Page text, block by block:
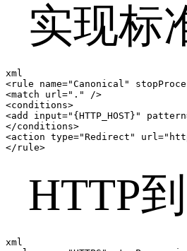
实现标
xml
<rule name="Canonical"
<match url="." />
<conditions>
<add input="{HTTP_HOST}"
</conditions>
<action type="Redirect"
</rule>
HTTP到
xml